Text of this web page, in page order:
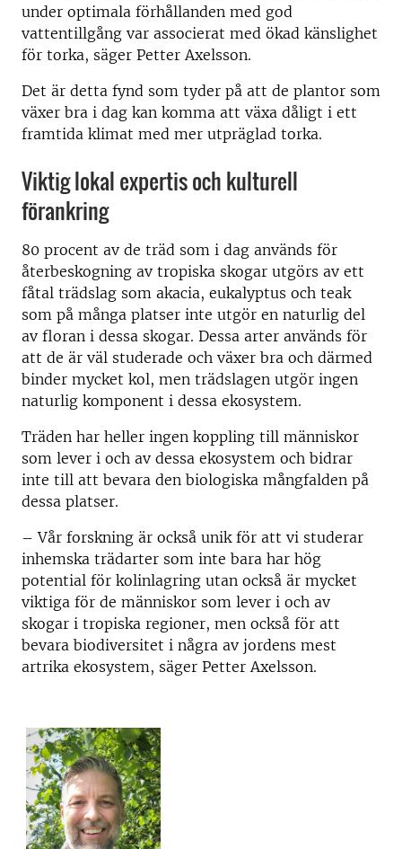
under optimala förhållanden med god
vattentillgång var associerat med ökad känslighet
för torka, säger Petter Axelsson.
Det är detta fynd som tyder på att de plantor som
växer bra i dag kan komma att växa dåligt i ett
framtida klimat med mer utpräglad torka.
Viktig lokal expertis och kulturell
förankring
80 procent av de träd som i dag används för
återbeskogning av tropiska skogar utgörs av ett
fåtal trädslag som akacia, eukalyptus och teak
som på många platser inte utgör en naturlig del
av floran i dessa skogar. Dessa arter används för
att de är väl studerade och växer bra och därmed
binder mycket kol, men trädslagen utgör ingen
naturlig komponent i dessa ekosystem.
Träden har heller ingen koppling till människor
som lever i och av dessa ekosystem och bidrar
inte till att bevara den biologiska mångfalden på
dessa platser.
– Vår forskning är också unik för att vi studerar
inhemska trädarter som inte bara har hög
potential för kolinlagring utan också är mycket
viktiga för de människor som lever i och av
skogar i tropiska regioner, men också för att
bevara biodiversitet i några av jordens mest
artrika ekosystem, säger Petter Axelsson.